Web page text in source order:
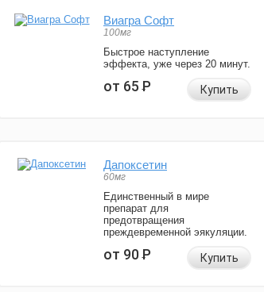
Виагра Софт
100мг
Быстрое наступление
эффекта, уже через 20 минут.
от 65Р Купить
Дапоксетин
60мг
Единственный в мире
препарат для
предотвращения
преждевременной эякуляции.
от 90Р Купить